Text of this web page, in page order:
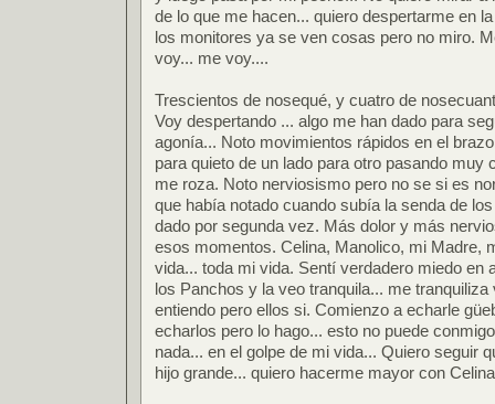
de lo que me hacen... quiero despertarme en
los monitores ya se ven cosas pero no miro.
voy... me voy....
Trescientos de nosequé, y cuatro de
Voy despertando ... algo me han dado para
agonía... Noto movimientos rápidos en el
para quieto de un lado para otro pasando
me roza. Noto nerviosismo pero no se si es
que había notado cuando subía la senda de
dado por segunda vez. Más dolor y más
esos momentos. Celina, Manolico, mi Madre,
vida... toda mi vida. Sentí verdadero miedo en
los Panchos y la veo tranquila... me
entiendo pero ellos si. Comienzo a echarle
echarlos pero lo hago... esto no puede
nada... en el golpe de mi vida... Quiero seguir
hijo grande... quiero hacerme mayor con